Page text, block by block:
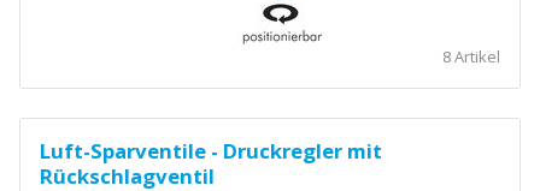
8 Artikel
Luft-Sparventile - Druckregler mit
Rückschlagventil